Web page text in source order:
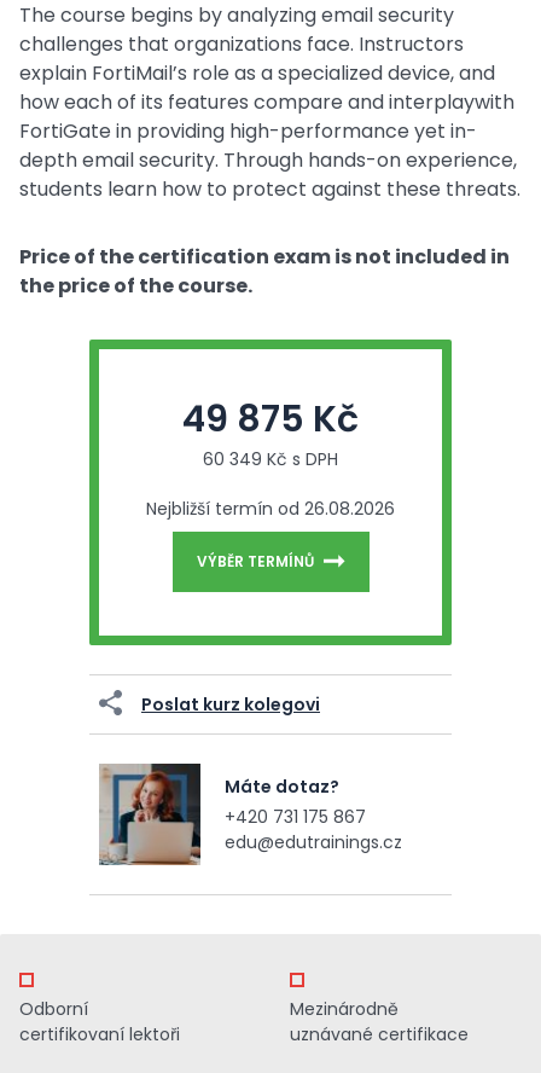
The course begins by analyzing email security
challenges that organizations face. Instructors
explain FortiMail’s role as a specialized device, and
how each of its features compare and interplaywith
FortiGate in providing high-performance yet in-
depth email security. Through hands-on experience,
students learn how to protect against these threats.
Price of the certification exam is not included in
the price of the course.
49 875 Kč
60 349 Kč s DPH
Nejbližší termín od 26.08.2026
VÝBĚR TERMÍNŮ
Poslat kurz kolegovi
Máte dotaz?
+420 731 175 867
edu@edutrainings.cz
Odborní
certifikovaní lektoři
Mezinárodně
uznávané certifikace